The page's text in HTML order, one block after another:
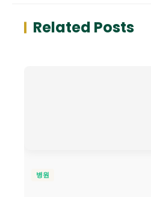
Related Posts
병원